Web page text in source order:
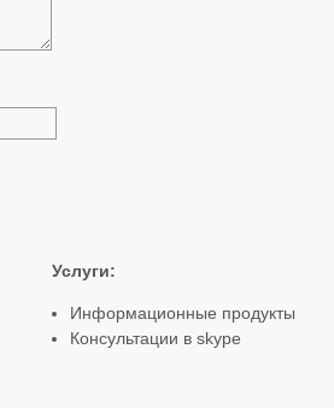
Услуги:
Информационные продукты
Консультации в skype